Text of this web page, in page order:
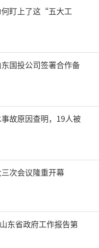
盯上了这“五大工
国投公司签署合作备
故原因查明，19人被
次会议隆重开幕
东省政府工作报告第